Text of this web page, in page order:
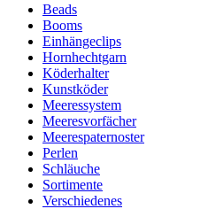
Beads
Booms
Einhängeclips
Hornhechtgarn
Köderhalter
Kunstköder
Meeressystem
Meeresvorfächer
Meerespaternoster
Perlen
Schläuche
Sortimente
Verschiedenes